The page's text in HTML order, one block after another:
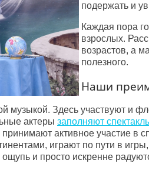
подержать и
Каждая пора
взрослых.
возрастов, а
полезного.
Наши
музыкой. Здесь участвуют и
актеры заполняют
активное участие в
играют по пути в
и просто искренне